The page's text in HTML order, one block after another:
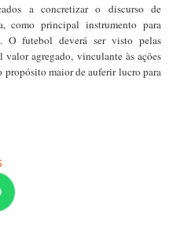
a concretizar o discurso de
como principal instrumento para
O futebol deverá ser visto pelas
agregado, vinculante às ações
maior de auferir lucro para